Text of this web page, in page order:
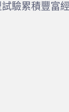
驗累積豐富